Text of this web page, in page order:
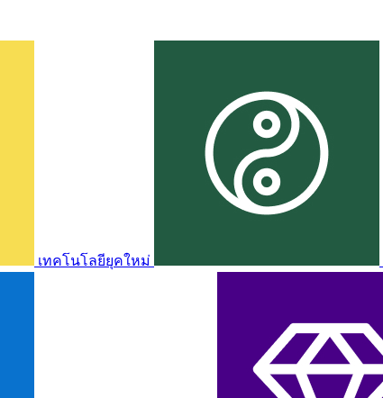
เทคโนโลยียุคใหม่